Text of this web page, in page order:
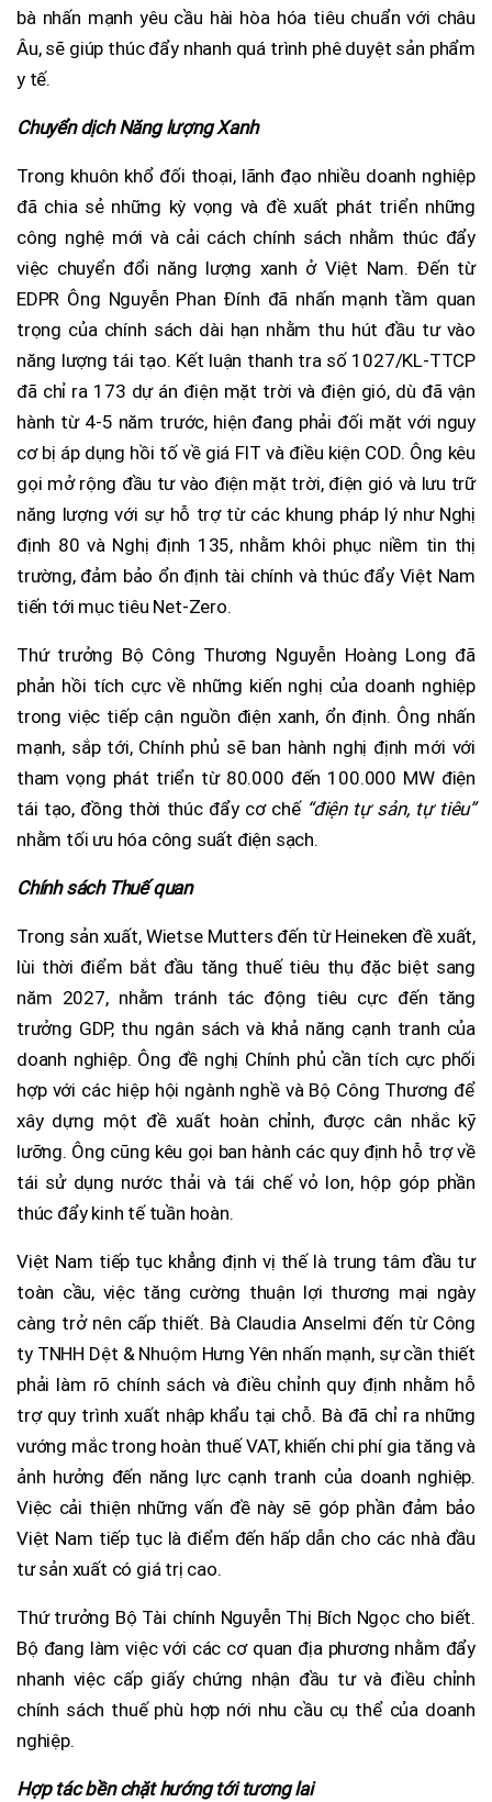
bà nhấn mạnh yêu cầu hài hòa hóa tiêu chuẩn với châu
Âu, sẽ giúp thúc đẩy nhanh quá trình phê duyệt sản phẩm
y tế.
Chuyển dịch Năng lượng Xanh
Trong khuôn khổ đối thoại, lãnh đạo nhiều doanh nghiệp
đã chia sẻ những kỳ vọng và đề xuất phát triển những
công nghệ mới và cải cách chính sách nhằm thúc đẩy
việc chuyển đổi năng lượng xanh ở Việt Nam. Đến từ
EDPR Ông Nguyễn Phan Đính đã nhấn mạnh tầm quan
trọng của chính sách dài hạn nhằm thu hút đầu tư vào
năng lượng tái tạo. Kết luận thanh tra số 1027/KL-TTCP
đã chỉ ra 173 dự án điện mặt trời và điện gió, dù đã vận
hành từ 4-5 năm trước, hiện đang phải đối mặt với nguy
cơ bị áp dụng hồi tố về giá FIT và điều kiện COD. Ông kêu
gọi mở rộng đầu tư vào điện mặt trời, điện gió và lưu trữ
năng lượng với sự hỗ trợ từ các khung pháp lý như Nghị
định 80 và Nghị định 135, nhằm khôi phục niềm tin thị
trường, đảm bảo ổn định tài chính và thúc đẩy Việt Nam
tiến tới mục tiêu Net-Zero.
Thứ trưởng Bộ Công Thương Nguyễn Hoàng Long đã
phản hồi tích cực về những kiến nghị của doanh nghiệp
trong việc tiếp cận nguồn điện xanh, ổn định. Ông nhấn
mạnh, sắp tới, Chính phủ sẽ ban hành nghị định mới với
tham vọng phát triển từ 80.000 đến 100.000 MW điện
tái tạo, đồng thời thúc đẩy cơ chế “điện tự sản, tự tiêu”
nhằm tối ưu hóa công suất điện sạch.
Chính sách Thuế quan
Trong sản xuất, Wietse Mutters đến từ Heineken đề xuất,
lùi thời điểm bắt đầu tăng thuế tiêu thụ đặc biệt sang
năm 2027, nhằm tránh tác động tiêu cực đến tăng
trưởng GDP, thu ngân sách và khả năng cạnh tranh của
doanh nghiệp. Ông đề nghị Chính phủ cần tích cực phối
hợp với các hiệp hội ngành nghề và Bộ Công Thương để
xây dựng một đề xuất hoàn chỉnh, được cân nhắc kỹ
lưỡng. Ông cũng kêu gọi ban hành các quy định hỗ trợ về
tái sử dụng nước thải và tái chế vỏ lon, hộp góp phần
thúc đẩy kinh tế tuần hoàn.
Việt Nam tiếp tục khẳng định vị thế là trung tâm đầu tư
toàn cầu, việc tăng cường thuận lợi thương mại ngày
càng trở nên cấp thiết. Bà Claudia Anselmi đến từ Công
ty TNHH Dệt & Nhuộm Hưng Yên nhấn mạnh, sự cần thiết
phải làm rõ chính sách và điều chỉnh quy định nhằm hỗ
trợ quy trình xuất nhập khẩu tại chỗ. Bà đã chỉ ra những
vướng mắc trong hoàn thuế VAT, khiến chi phí gia tăng và
ảnh hưởng đến năng lực cạnh tranh của doanh nghiệp.
Việc cải thiện những vấn đề này sẽ góp phần đảm bảo
Việt Nam tiếp tục là điểm đến hấp dẫn cho các nhà đầu
tư sản xuất có giá trị cao.
Thứ trưởng Bộ Tài chính Nguyễn Thị Bích Ngọc cho biết.
Bộ đang làm việc với các cơ quan địa phương nhằm đẩy
nhanh việc cấp giấy chứng nhận đầu tư và điều chỉnh
chính sách thuế phù hợp nới nhu cầu cụ thể của doanh
nghiệp.
Hợp tác bền chặt hướng tới tương lai